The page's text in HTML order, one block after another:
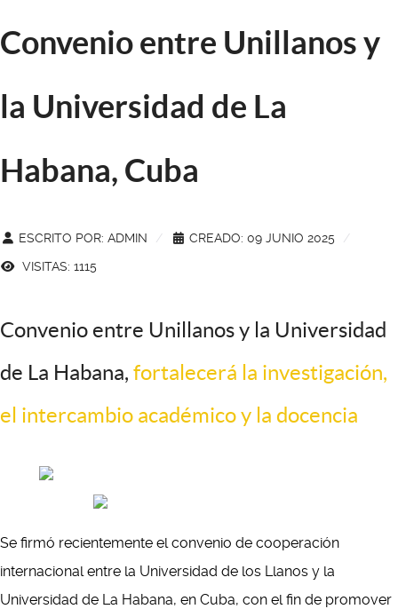
Convenio entre Unillanos y
la Universidad de La
Habana, Cuba
ESCRITO POR: ADMIN
CREADO: 09 JUNIO 2025
VISITAS: 1115
Convenio entre Unillanos y la Universidad
de La Habana, fortalecerá la investigación,
el intercambio académico y la docencia
Se firmó recientemente el convenio de cooperación
internacional entre la Universidad de los Llanos y la
Universidad de La Habana, en Cuba, con el fin de promover